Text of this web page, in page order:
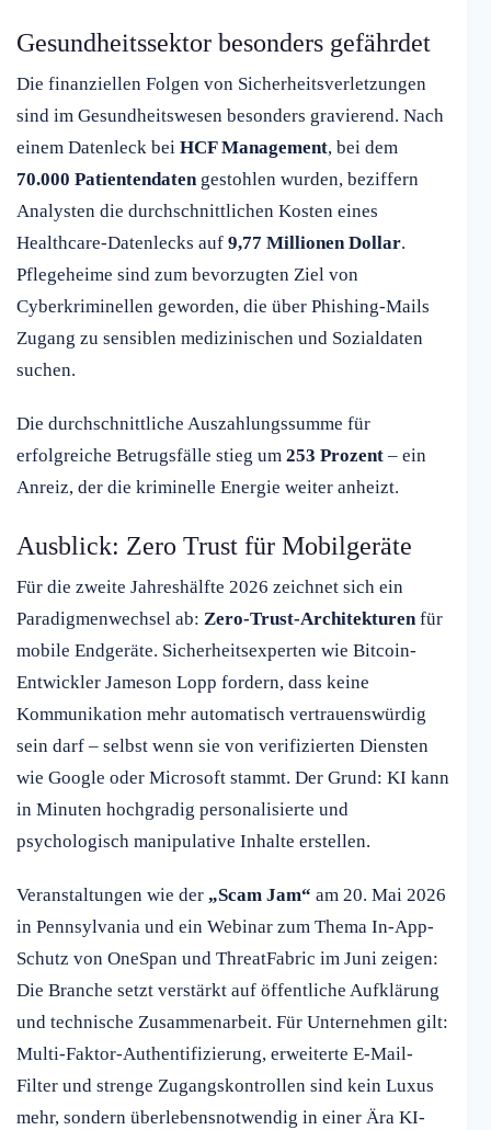
Gesundheitssektor besonders gefährdet
Die finanziellen Folgen von Sicherheitsverletzungen
sind im Gesundheitswesen besonders gravierend. Nach
einem Datenleck bei HCF Management, bei dem
70.000 Patientendatengestohlen wurden, beziffern
Analysten die durchschnittlichen Kosten eines
Healthcare-Datenlecks auf 9,77 Millionen Dollar.
Pflegeheime sind zum bevorzugten Ziel von
Cyberkriminellen geworden, die über Phishing-Mails
Zugang zu sensiblen medizinischen und Sozialdaten
suchen.
Die durchschnittliche Auszahlungssumme für
erfolgreiche Betrugsfälle stieg um 253 Prozent – ein
Anreiz, der die kriminelle Energie weiter anheizt.
Ausblick: Zero Trust für Mobilgeräte
Für die zweite Jahreshälfte 2026 zeichnet sich ein
Paradigmenwechsel ab: Zero-Trust-Architekturenfür
mobile Endgeräte. Sicherheitsexperten wie Bitcoin-
Entwickler Jameson Lopp fordern, dass keine
Kommunikation mehr automatisch vertrauenswürdig
sein darf – selbst wenn sie von verifizierten Diensten
wie Google oder Microsoft stammt. Der Grund: KI kann
in Minuten hochgradig personalisierte und
psychologisch manipulative Inhalte erstellen.
Veranstaltungen wie der „Scam Jam“ am 20. Mai 2026
in Pennsylvania und ein Webinar zum Thema In-App-
Schutz von OneSpan und ThreatFabric im Juni zeigen:
Die Branche setzt verstärkt auf öffentliche Aufklärung
und technische Zusammenarbeit. Für Unternehmen gilt:
Multi-Faktor-Authentifizierung, erweiterte E-Mail-
Filter und strenge Zugangskontrollen sind kein Luxus
mehr, sondern überlebensnotwendig in einer Ära KI-